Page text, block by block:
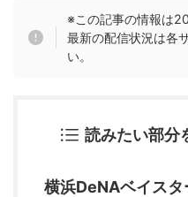
※この記事の情報は
最新の配信状況は各
い。
読みたい部分
横浜DeNAベイス